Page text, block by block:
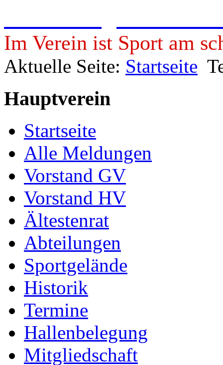
Im Verein ist Sport am
Aktuelle Seite: Startseite
Hauptverein
Startseite
Alle Meldungen
Vorstand GV
Vorstand HV
Ältestenrat
Abteilungen
Sportgelände
Historik
Termine
Hallenbelegung
Mitgliedschaft